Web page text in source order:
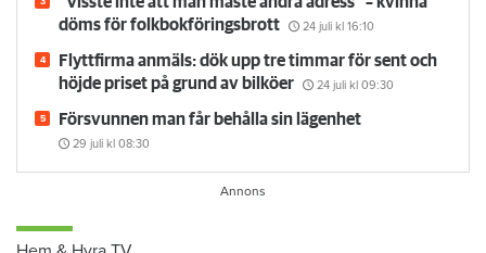
döms för folkbokföringsbrott
24 juli kl 16:10
Flyttfirma anmäls: dök upp tre timmar för sent och
höjde priset på grund av bilköer
24 juli kl 09:30
Försvunnen man får behålla sin lägenhet
29 juli kl 08:30